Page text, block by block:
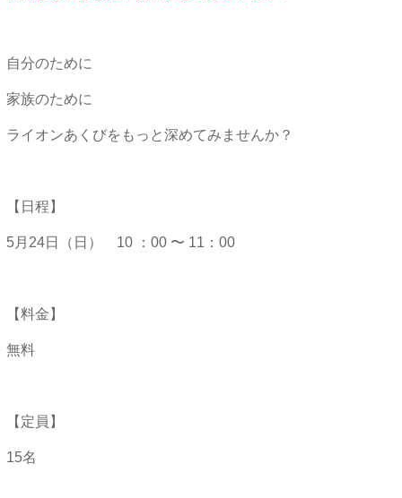
自分のために
家族のために
ライオンあくびをもっと深めてみませんか？
【日程】
5月24日（日） 10 ：00 〜 11：00
【料金】
無料
【定員】
15名